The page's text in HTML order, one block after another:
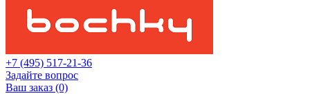
+7 (495) 517-21-36
Задайте вопрос
Ваш заказ (0)